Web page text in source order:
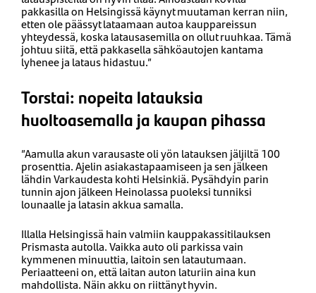
pakkasilla on Helsingissä käynyt muutaman kerran niin,
etten ole päässyt lataamaan autoa kauppareissun
yhteydessä, koska latausasemilla on ollut ruuhkaa. Tämä
johtuu siitä, että pakkasella sähköautojen kantama
lyhenee ja lataus hidastuu.”
Torstai: nopeita latauksia
huoltoasemalla ja kaupan pihassa
”Aamulla akun varausaste oli yön latauksen jäljiltä 100
prosenttia. Ajelin asiakastapaamiseen ja sen jälkeen
lähdin Varkaudesta kohti Helsinkiä. Pysähdyin parin
tunnin ajon jälkeen Heinolassa puoleksi tunniksi
lounaalle ja latasin akkua samalla.
Illalla Helsingissä hain valmiin kauppakassitilauksen
Prismasta autolla. Vaikka auto oli parkissa vain
kymmenen minuuttia, laitoin sen latautumaan.
Periaatteeni on, että laitan auton laturiin aina kun
mahdollista. Näin akku on riittänyt hyvin.